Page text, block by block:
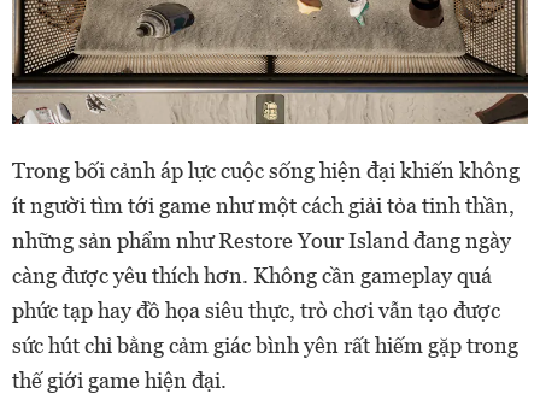
Trong bối cảnh áp lực cuộc sống hiện đại khiến không
ít người tìm tới game như một cách giải tỏa tinh thần,
những sản phẩm như Restore Your Island đang ngày
càng được yêu thích hơn. Không cần gameplay quá
phức tạp hay đồ họa siêu thực, trò chơi vẫn tạo được
sức hút chỉ bằng cảm giác bình yên rất hiếm gặp trong
thế giới game hiện đại.